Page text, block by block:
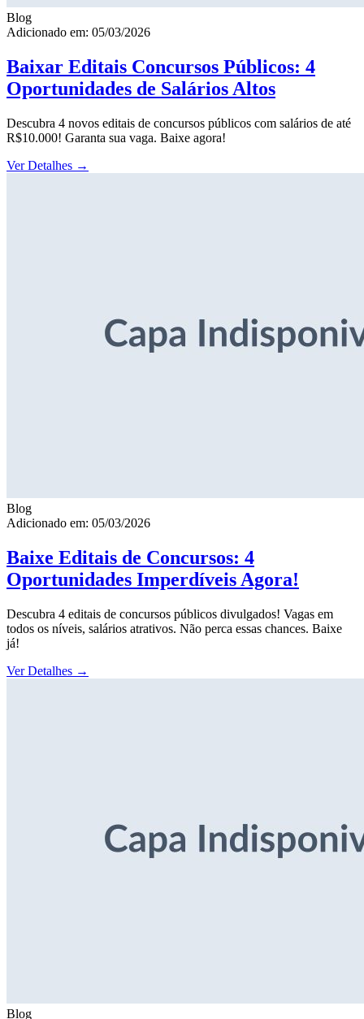
Blog
Adicionado em: 05/03/2026
Baixar Editais Concursos Públicos: 4
Oportunidades de Salários Altos
Descubra 4 novos editais de concursos públicos com salários de até
R$10.000! Garanta sua vaga. Baixe agora!
Ver Detalhes →
Blog
Adicionado em: 05/03/2026
Baixe Editais de Concursos: 4
Oportunidades Imperdíveis Agora!
Descubra 4 editais de concursos públicos divulgados! Vagas em
todos os níveis, salários atrativos. Não perca essas chances. Baixe
já!
Ver Detalhes →
Blog